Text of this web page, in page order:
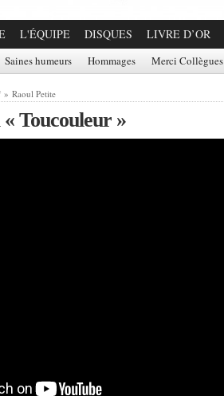
L'ÉQUIPE DISQUES LIVRE D’OR
Saines humeurs Hommages Merci Collègues
Raoul Petite
Toucouleur »